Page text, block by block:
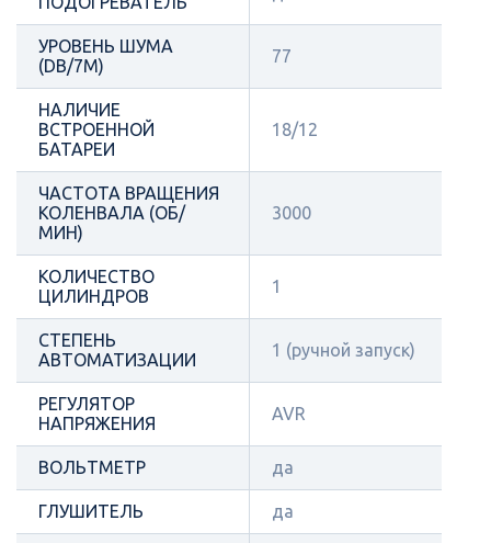
УРОВЕНЬ ШУМА
(DB/7М)
77
НАЛИЧИЕ
ВСТРОЕННОЙ
БАТАРЕИ
18/12
ЧАСТОТА ВРАЩЕНИЯ
КОЛЕНВАЛА (ОБ/
МИН)
3000
КОЛИЧЕСТВО
ЦИЛИНДРОВ
1
СТЕПЕНЬ
АВТОМАТИЗАЦИИ
1 (ручной запуск)
РЕГУЛЯТОР
НАПРЯЖЕНИЯ
AVR
ВОЛЬТМЕТР да
ГЛУШИТЕЛЬ да